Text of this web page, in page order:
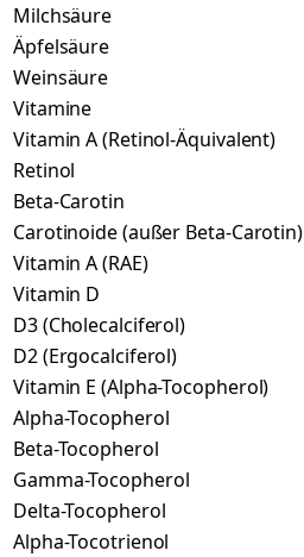
Milchsäure
Äpfelsäure
Weinsäure
Vitamine
Vitamin A (Retinol-Äquivalent)
Retinol
Beta-Carotin
Carotinoide (außer Beta-Carotin)
Vitamin A (RAE)
Vitamin D
D3 (Cholecalciferol)
D2 (Ergocalciferol)
Vitamin E (Alpha-Tocopherol)
Alpha-Tocopherol
Beta-Tocopherol
Gamma-Tocopherol
Delta-Tocopherol
Alpha-Tocotrienol